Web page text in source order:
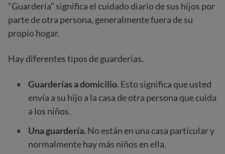
“Guardería” significa el cuidado diario de sus hijos por
parte de otra persona, generalmente fuera de su
propio hogar.
Hay diferentes tipos de guarderías.
Guarderías a domicilio. Esto significa que usted
envía a su hijo a la casa de otra persona que cuida
a los niños.
Una guardería.No están en una casa particular y
normalmente hay más niños en ella.